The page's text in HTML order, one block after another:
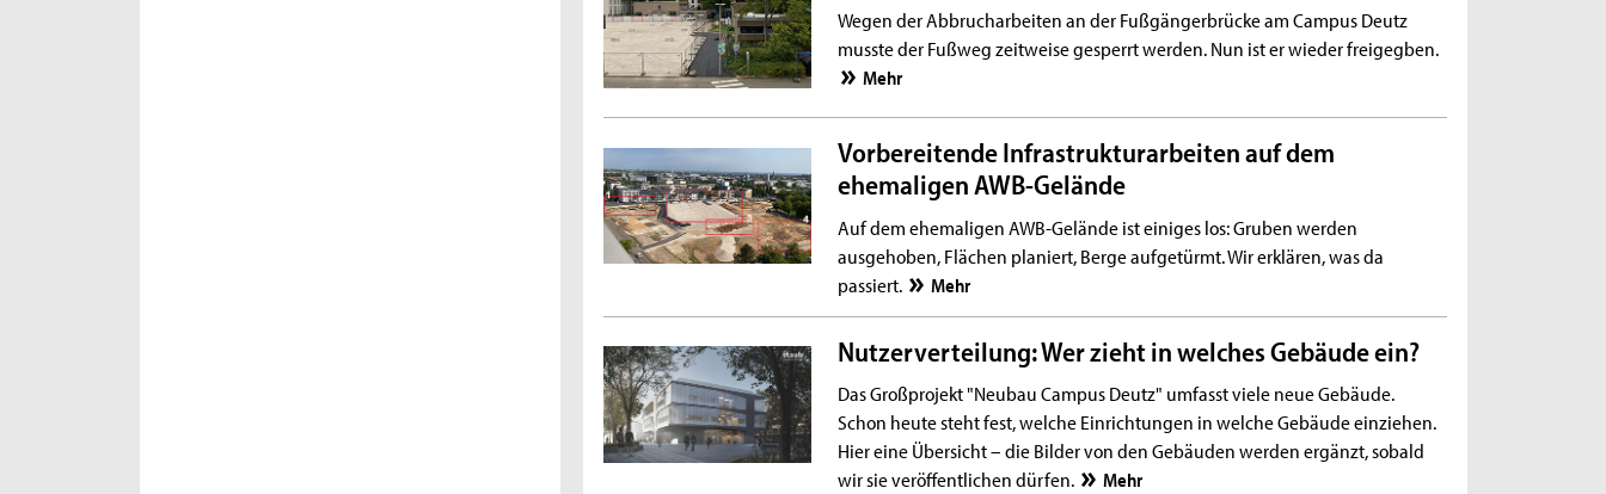
Wegen der Abbrucharbeiten an der Fußgängerbrücke am Campus Deutz
musste der Fußweg zeitweise gesperrt werden. Nun ist er wieder freigegben.
Mehr
Vorbereitende Infrastrukturarbeiten auf dem
ehemaligen AWB-Gelände
Auf dem ehemaligen AWB-Gelände ist einiges los: Gruben werden
ausgehoben, Flächen planiert, Berge aufgetürmt. Wir erklären, was da
passiert.
Mehr
Nutzerverteilung: Wer zieht in welches Gebäude ein?
Das Großprojekt "Neubau Campus Deutz" umfasst viele neue Gebäude.
Schon heute steht fest, welche Einrichtungen in welche Gebäude einziehen.
Hier eine Übersicht – die Bilder von den Gebäuden werden ergänzt, sobald
wir sie veröffentlichen dürfen.
Mehr